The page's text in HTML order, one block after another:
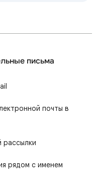
письма
почты в
рассылки
рядом с именем